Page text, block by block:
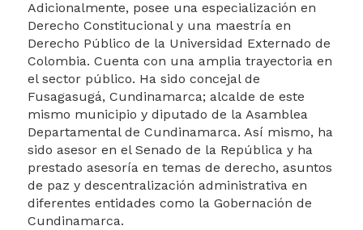
Adicionalmente, posee una especialización en
Derecho Constitucional y una maestría en
Derecho Público de la Universidad Externado de
Colombia. Cuenta con una amplia trayectoria en
el sector público. Ha sido concejal de
Fusagasugá, Cundinamarca; alcalde de este
mismo municipio y diputado de la Asamblea
Departamental de Cundinamarca. Así mismo, ha
sido asesor en el Senado de la República y ha
prestado asesoría en temas de derecho, asuntos
de paz y descentralización administrativa en
diferentes entidades como la Gobernación de
Cundinamarca.